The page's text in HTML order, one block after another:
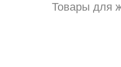
Товары для